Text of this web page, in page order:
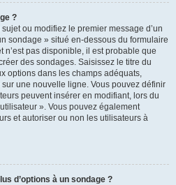
?
ou modifiez le premier message d’un
sondage » situé en-dessous du formulaire
pas disponible, il est probable que
des sondages. Saisissez le titre du
options dans les champs adéquats,
une nouvelle ligne. Vous pouvez définir
peuvent insérer en modifiant, lors du
». Vous pouvez également
et autoriser ou non les utilisateurs à
d’options à un sondage ?